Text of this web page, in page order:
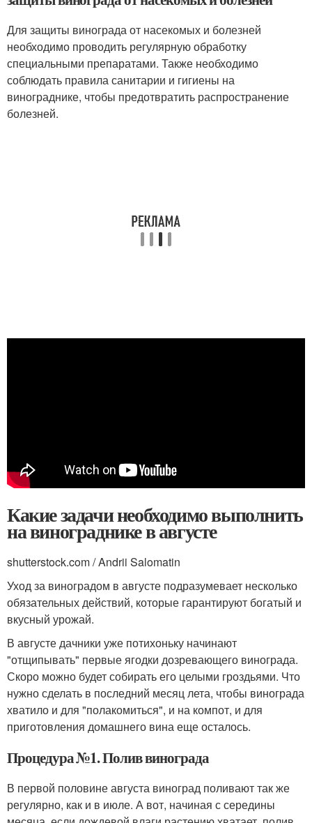
Для защиты винограда от насекомых и болезней
необходимо проводить регулярную обработку
специальными препаратами. Также необходимо
соблюдать правила санитарии и гигиены на
винограднике, чтобы предотвратить распространение
болезней.
Какие задачи необходимо выполнить
на винограднике в августе
shutterstock.com / Andrii Salomatin
Уход за виноградом в августе подразумевает несколько
обязательных действий, которые гарантируют богатый и
вкусный урожай.
В августе дачники уже потихоньку начинают
"отщипывать" первые ягодки дозревающего винограда.
Скоро можно будет собирать его целыми гроздьями. Что
нужно сделать в последний месяц лета, чтобы винограда
хватило и для "полакомиться", и на компот, и для
приготовления домашнего вина еще осталось.
Процедура №1. Полив винограда
В первой половине августа виноград поливают так же
регулярно, как и в июле. А вот, начиная с середины